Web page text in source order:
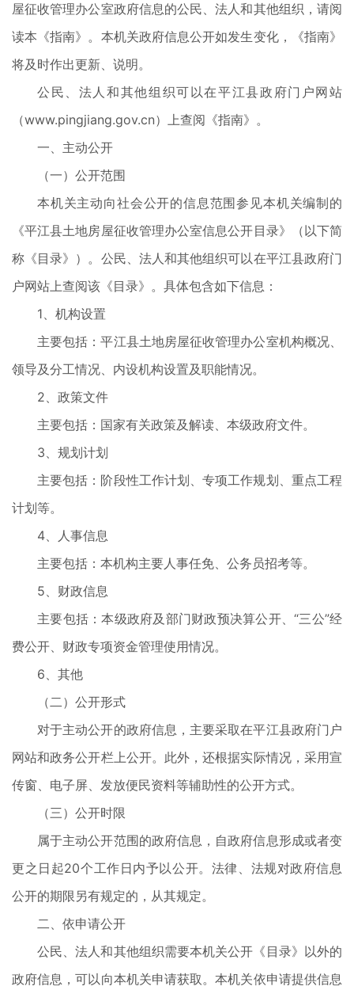
屋征收管理办公室政府信息的公民、法人和其他组织，请阅
读本《指南》。本机关政府信息公开如发生变化，《指南》
将及时作出更新、说明。
公民、法人和其他组织可以在平江县政府门户网站
（www.pingjiang.gov.cn）上查阅《指南》。
一、主动公开
（一）公开范围
本机关主动向社会公开的信息范围参见本机关编制的
《平江县土地房屋征收管理办公室信息公开目录》（以下简
称《目录》）。公民、法人和其他组织可以在平江县政府门
户网站上查阅该《目录》。具体包含如下信息：
1、机构设置
主要包括：平江县土地房屋征收管理办公室机构概况、
领导及分工情况、内设机构设置及职能情况。
2、政策文件
主要包括：国家有关政策及解读、本级政府文件。
3、规划计划
主要包括：阶段性工作计划、专项工作规划、重点工程
计划等。
4、人事信息
主要包括：本机构主要人事任免、公务员招考等。
5、财政信息
主要包括：本级政府及部门财政预决算公开、“三公”经
费公开、财政专项资金管理使用情况。
6、其他
（二）公开形式
对于主动公开的政府信息，主要采取在平江县政府门户
网站和政务公开栏上公开。此外，还根据实际情况，采用宣
传窗、电子屏、发放便民资料等辅助性的公开方式。
（三）公开时限
属于主动公开范围的政府信息，自政府信息形成或者变
更之日起20个工作日内予以公开。法律、法规对政府信息
公开的期限另有规定的，从其规定。
二、依申请公开
公民、法人和其他组织需要本机关公开《目录》以外的
政府信息，可以向本机关申请获取。本机关依申请提供信息